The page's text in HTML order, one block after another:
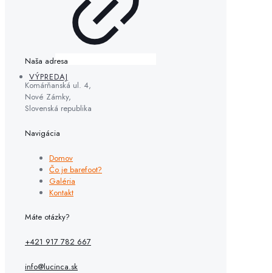
VÝPREDAJ
Naša adresa
Komárňanská ul. 4,
Nové Zámky,
Slovenská republika
Navigácia
Domov
Čo je barefoot?
Galéria
Kontakt
Máte otázky?
+421 917 782 667
info@lucinca.sk